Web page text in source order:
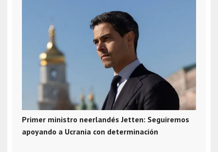
Primer ministro neerlandés Jetten: Seguiremos
apoyando a Ucrania con determinación